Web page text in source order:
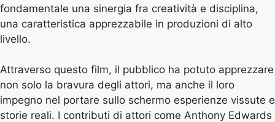
fondamentale una sinergia fra creatività e disciplina,
una caratteristica apprezzabile in produzioni di alto
livello.
Attraverso questo film, il pubblico ha potuto apprezzare
non solo la bravura degli attori, ma anche il loro
impegno nel portare sullo schermo esperienze vissute e
storie reali. I contributi di attori come Anthony Edwards